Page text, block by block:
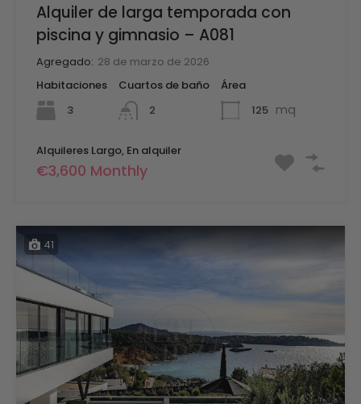
Alquiler de larga temporada con
piscina y gimnasio – A081
Agregado: 28 de marzo de 2026
Habitaciones
3
Cuartos de baño
2
Área
125 mq
Alquileres Largo, En alquiler
€3,600 Monthly
41